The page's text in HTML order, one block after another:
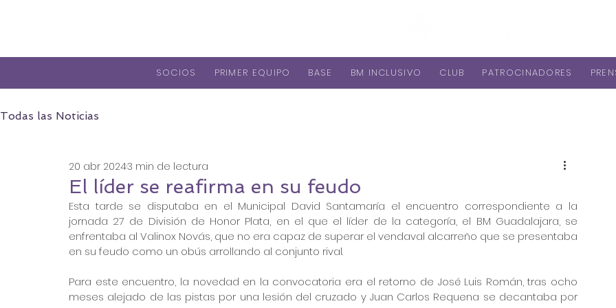
SOCIOS PRIMER EQUIPO BASE BM INCLUSIVO CLUB PATROCINADORES
Todas las Noticias
El líder se reafirma en su feudo
20 abr 20243 min de lectura
Esta tarde se disputaba en el Municipal David Santamaría el encuentro correspondiente a la
jornada 27 de División de Honor Plata, en el que el líder de la categoría, el BM Guadalajara, se
enfrentaba al Valinox Novás, que no era capaz de superar el vendaval alcarreño que se presentaba
en su feudo como un obús arrollando al conjunto rival.
Para este encuentro, la novedad en la convocatoria era el retorno de José Luis Román, tras ocho
meses alejado de las pistas por una lesión del cruzado y Juan Carlos Requena se decantaba por